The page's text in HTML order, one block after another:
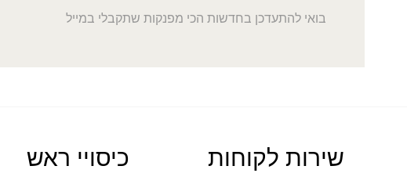
בואי להתעדכן בחדשות הכי מפנקות שתקבלי במייל
שירות לקוחות כיסויי ראש